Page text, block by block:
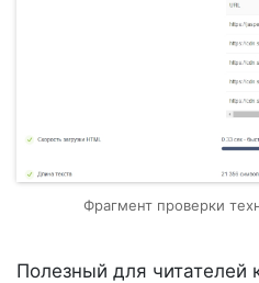
Фрагмент проверки
Полезный для читателей